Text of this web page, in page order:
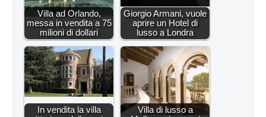
Villa ad Orlando,
messa in vendita a 75
milioni di dollari
Giorgio Armani, vuole
aprire un Hotel di
lusso a Londra
In vendita la villa
Villa di lusso a